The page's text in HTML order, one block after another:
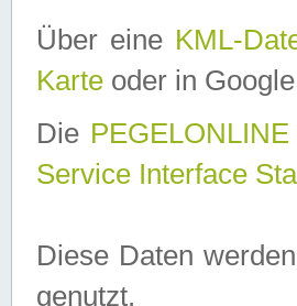
Über eine KML-
Karte oder in
Die
Service Interface
Diese Daten
genutzt.